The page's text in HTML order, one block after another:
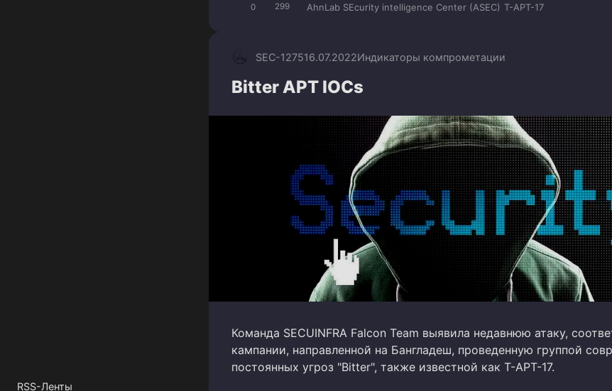
0 299 AhnLab SEcurity intelligence Center (ASEC) T-APT-17
SEC-127516.07.2022Индикаторы компрометации
Bitter APT IOCs
Команда SECUINFRA Falcon Team выявила недавнюю атаку,
кампании, направленной на Бангладеш, проведенную группой
постоянных угроз "Bitter", также известной как T-APT-17.
RSS-Ленты